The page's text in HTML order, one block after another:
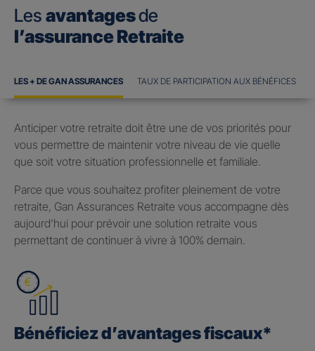
Les avantagesde
l’assurance Retraite
LES + DE GAN ASSURANCES TAUX DE PARTICIPATION AUX BÉNÉFICES
Anticiper votre retraite doit être une de vos priorités pour
vous permettre de maintenir votre niveau de vie quelle
que soit votre situation professionnelle et familiale.
Parce que vous souhaitez profiter pleinement de votre
retraite, Gan Assurances Retraite vous accompagne dès
aujourd’hui pour prévoir une solution retraite vous
permettant de continuer à vivre à 100% demain.
Bénéficiez d’avantages fiscaux*